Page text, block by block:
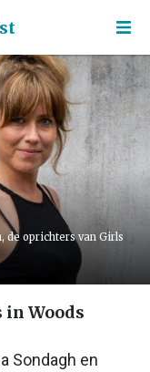
de oprichters van Girls
Woods
Sondagh en